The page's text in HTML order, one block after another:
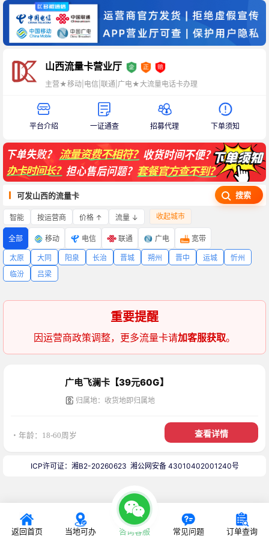
山西流量卡营业厅
主营★移动|电信|联通|广电★大流量电话卡办理
平台介绍 一证通查 招募代理 下单须知
可发山西的流量卡 搜索
智能 按运营商 价格 ↑ 流量 ↓ 收起城市
全部 移动 电信 联通 广电 宽带
太原 大同 阳泉 长治 晋城 朔州 晋中 运城
忻州
临汾
吕梁
重要提醒
因运营商政策调整，更多流量卡请加客服获取。
广电飞澜卡【39元60G】
归属地：收货地即归属地
・年龄：18-60周岁 查看详情
返回首页 当地可办 咨询客服 常见问题 订单查询
ICP许可证：湘B2-20260623 湘公网安备 43010402001240号